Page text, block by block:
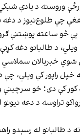
وروسته د یادې
له هغې چې
څو ساعته پوښتنې
ویلي، د طالبانو دغه
شوي خبریالان
خپل راپور کې ويلي،
کې دی؛ خو سرچینې
تراوسه د دغه
د طالبانو له رسېدو